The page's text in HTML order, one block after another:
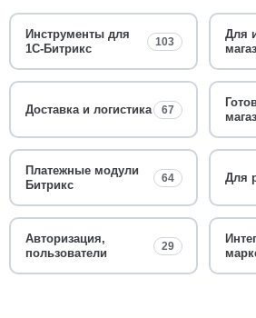
Инструменты для
1С-Битрикс
103
Для
Доставка и логистика 67
Платежные модули
Битрикс
64 Для
Авторизация,
пользователи
29